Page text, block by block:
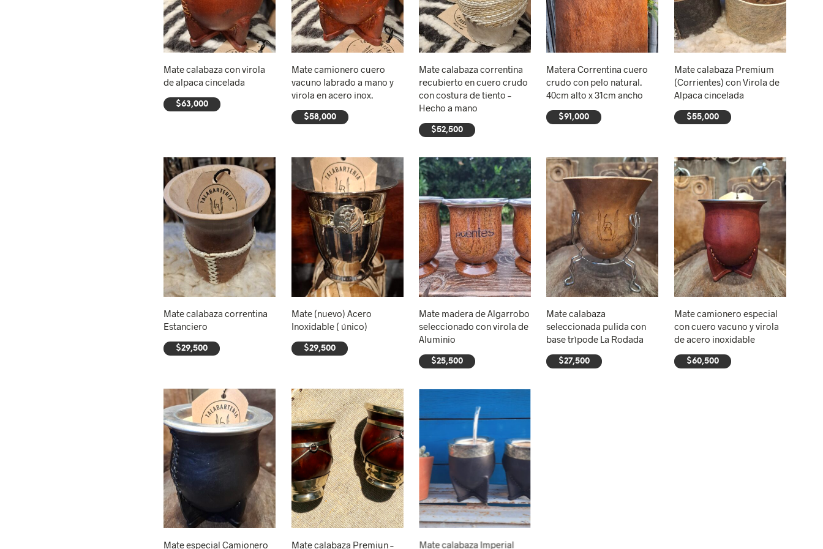
Mate calabaza con virola
de alpaca cincelada
$63,000
Mate camionero cuero
vacuno labrado a mano y
virola en acero inox.
$58,000
Mate calabaza correntina
recubierto en cuero crudo
con costura de tiento –
Hecho a mano
$52,500
Matera Correntina cuero
crudo con pelo natural.
40cm alto x 31cm ancho
$91,000
Mate calabaza Premium
(Corrientes) con Virola de
Alpaca cincelada
$55,000
Mate calabaza correntina
Estanciero
$29,500
Mate (nuevo) Acero
Inoxidable ( único)
$29,500
Mate madera de Algarrobo
seleccionado con virola de
Aluminio
$25,500
Mate calabaza
seleccionada pulida con
base trìpode La Rodada
$27,500
Mate camionero especial
con cuero vacuno y virola
de acero inoxidable
$60,500
Mate especial Camionero Mate calabaza Premiun – Mate calabaza Imperial